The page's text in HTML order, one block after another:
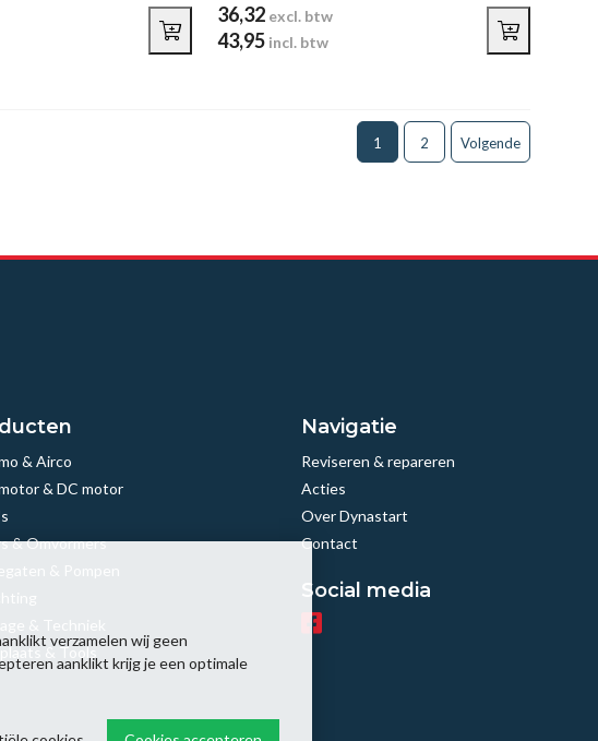
verzamelen wij geen
aanklikt krijg je een optimale
36,32 excl. btw
43,95 incl. btw
1 2 Volgende
& Airco
& DC motor
& Omvormers
& Tools
Navigatie
Reviseren & repareren
Acties
Over Dynastart
Contact
Social media